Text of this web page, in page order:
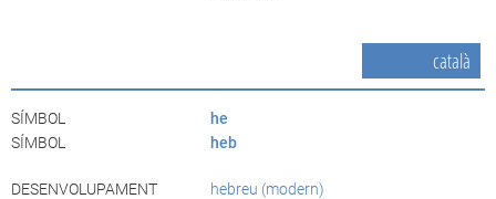
català
SÍMBOL
he
SÍMBOL
heb
DESENVOLUPAMENT
hebreu (modern)